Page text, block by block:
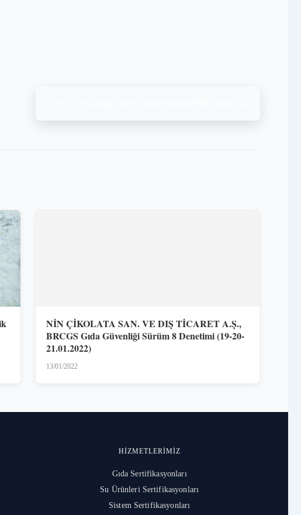
NİN ÇİKOLATA SAN. VE DIŞ TİCARET A.Ş.,
BRCGS Gıda Güvenliği Sürüm 8 Denetimi (19-20-
21.01.2022)
13/01/2022
HIZMETLERIMIZ
Gıda Sertifikasyonları
Su Ürünleri Sertifikasyonları
Sistem Sertifikasyonları